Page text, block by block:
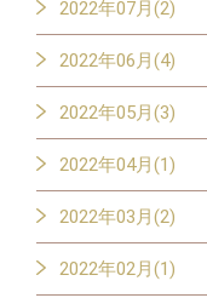
2022年07月(2)
2022年06月(4)
2022年05月(3)
2022年04月(1)
2022年03月(2)
2022年02月(1)